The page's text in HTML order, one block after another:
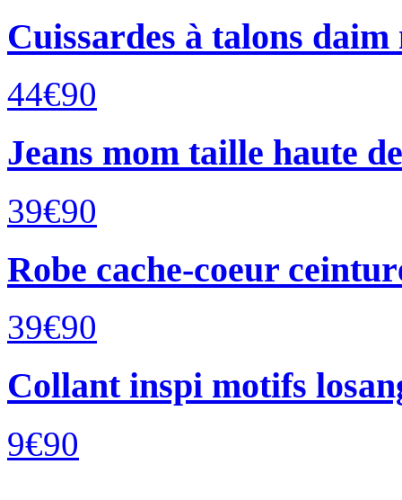
Cuissardes à talons
44€90
Jeans mom taille haute
39€90
Robe cache-coeur
39€90
Collant inspi motifs
9€90